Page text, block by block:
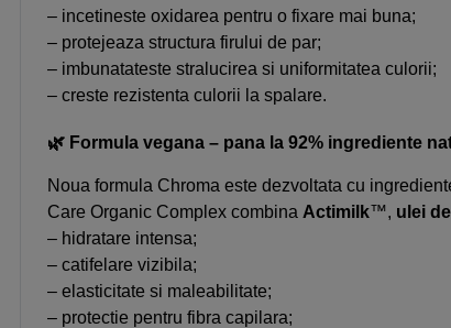
– incetineste oxidarea pentru o fixare mai buna;
– protejeaza structura firului de par;
– imbunatateste stralucirea si uniformitatea culorii;
– creste rezistenta culorii la spalare.
🌿 Formula vegana – pana la 92% ingrediente
Noua formula Chroma este dezvoltata cu
Care Organic Complex combina Actimilk™, u lei
– hidratare intensa;
– catifelare vizibila;
– elasticitate si maleabilitate;
– protectie pentru fibra capilara;